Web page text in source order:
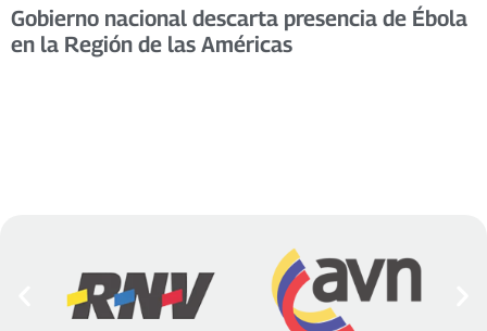
Gobierno nacional descarta presencia de Ébola
en la Región de las Américas